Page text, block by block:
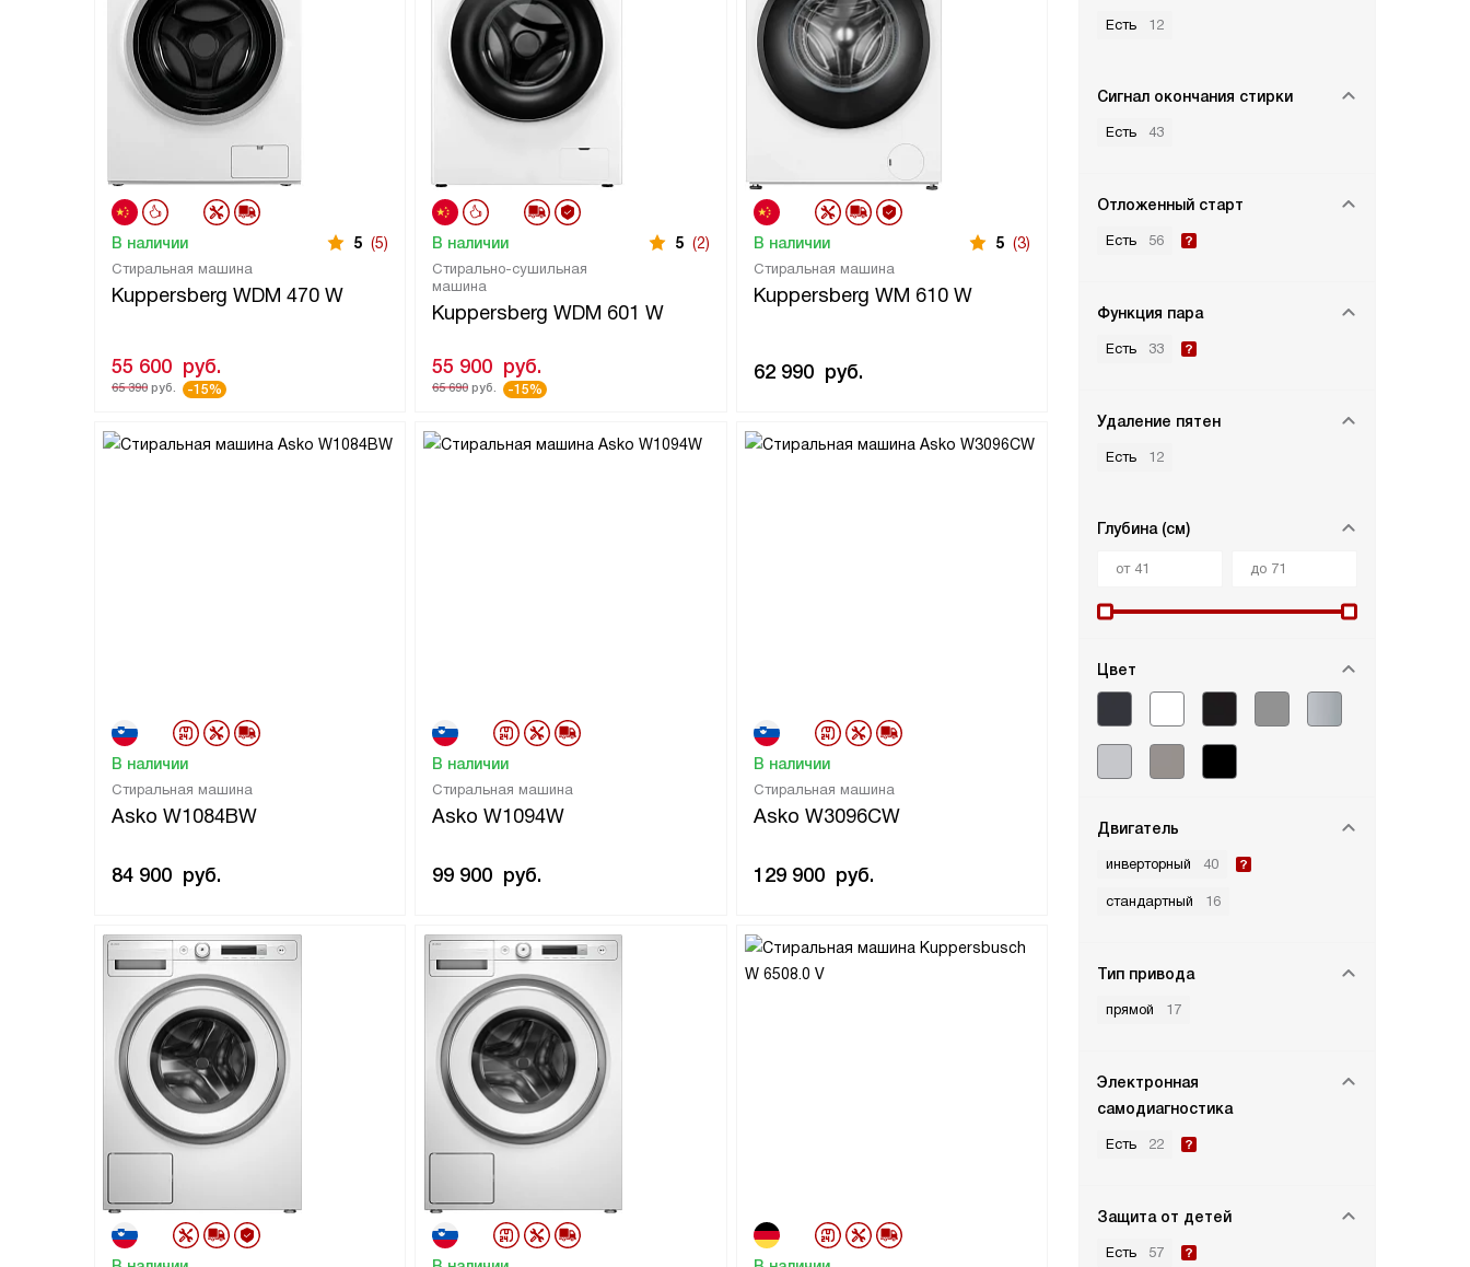
Есть 12
Сигнал окончания стирки
Есть 43
Отложенный старт
Есть 56
Функция пара
Есть 33
Удаление пятен
Есть 12
Глубина (см)
Цвет
Двигатель
инверторный 40
стандартный 16
Тип привода
прямой 17
Электронная
самодиагностика
Есть 22
Защита от детей
Есть 57
Стиральная машина
Kuppersberg WDM 470 W
В наличии 5 (5)
55 600 руб.
65 390 руб. -15%
Стирально-сушильная
машина
Kuppersberg WDM 601 W
В наличии 5 (2)
55 900 руб.
65 690 руб. -15%
Стиральная машина
Kuppersberg WM 610 W
В наличии 5 (3)
62 990 руб.
Стиральная машина
Asko W1084BW
В наличии
84 900 руб.
Стиральная машина
Asko W1094W
В наличии
99 900 руб.
Стиральная машина
Asko W3096CW
В наличии
129 900 руб.